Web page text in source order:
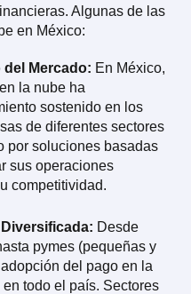
Algunas de las
en México:
Mercado: En México,
la nube ha
sostenido en los
de diferentes sectores
por soluciones basadas
sus operaciones
competitividad.
Desde
pymes (pequeñas y
del pago en la
todo el país. Sectores